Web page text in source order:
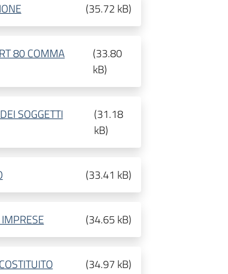
(35.72 kB)
80 COMMA
(33.80
kB)
SOGGETTI
(31.18
kB)
(33.41 kB)
(34.65 kB)
(34.97 kB)